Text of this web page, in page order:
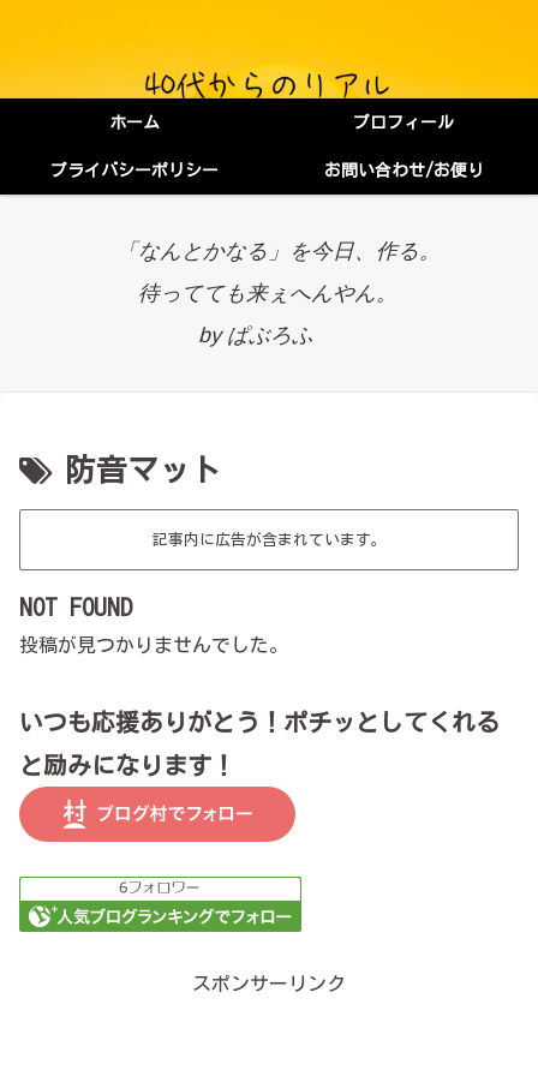
ホーム プロフィール
プライバシーポリシー お問い合わせ/お便り
「なんとかなる」を今日、作る。
待ってても来ぇへんやん。
by ぱぶろふ
防音マット
記事内に広告が含まれています。
NOT FOUND
投稿が見つかりませんでした。
いつも応援ありがとう！ポチッとしてくれる
と励みになります！
スポンサーリンク